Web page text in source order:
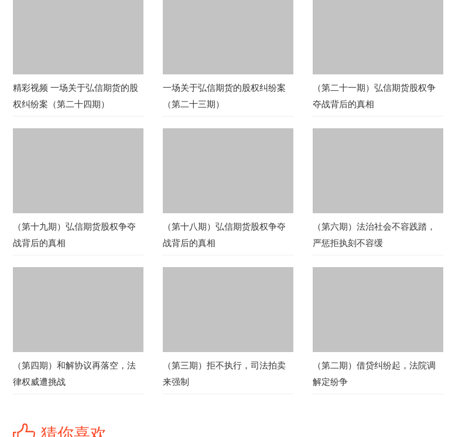
精彩视频 一场关于弘信期货的股
权纠纷案（第二十四期）
一场关于弘信期货的股权纠纷案
（第二十三期）
（第二十一期）弘信期货股权争
夺战背后的真相
（第十九期）弘信期货股权争夺
战背后的真相
（第十八期）弘信期货股权争夺
战背后的真相
（第六期）法治社会不容践踏，
严惩拒执刻不容缓
（第四期）和解协议再落空，法
律权威遭挑战
（第三期）拒不执行，司法拍卖
来强制
（第二期）借贷纠纷起，法院调
解定纷争
猜你喜欢